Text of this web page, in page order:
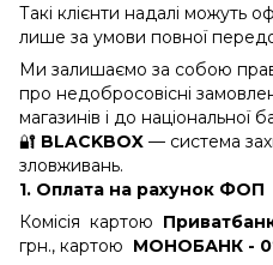
Такі клієнти надалі можуть
лише за умови повної
Ми залишаємо за собою
про недобросовісні
магазинів і до національної
🔐 BLACKBOX — система
зловживань.
1. Оплата на рахунок ФОП
Комісія картою
грн., картою МОНОБАНК -